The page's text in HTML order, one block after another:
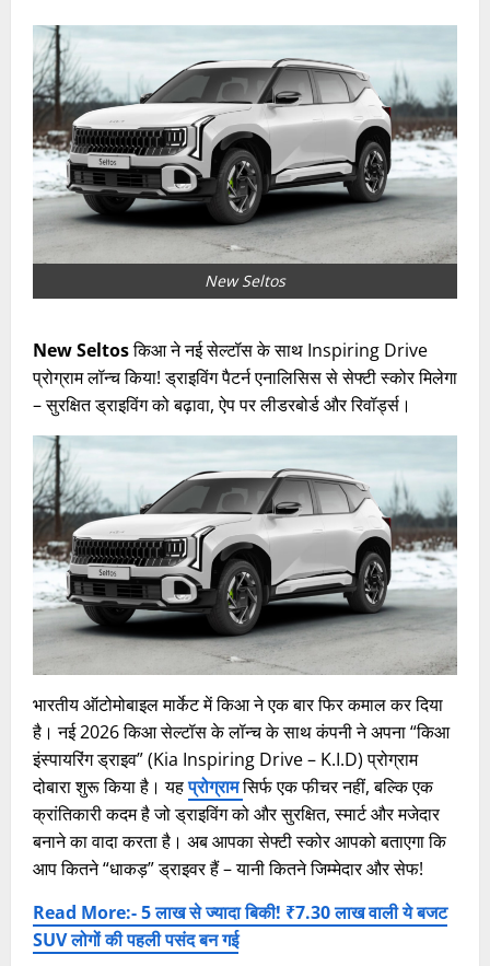
New Seltos
New Seltosकिआ ने नई सेल्टॉस के साथ Inspiring Drive
प्रोग्राम लॉन्च किया! ड्राइविंग पैटर्न एनालिसिस से सेफ्टी स्कोर मिलेगा
– सुरक्षित ड्राइविंग को बढ़ावा, ऐप पर लीडरबोर्ड और रिवॉर्ड्स।
भारतीय ऑटोमोबाइल मार्केट में किआ ने एक बार फिर कमाल कर दिया
है। नई 2026 किआ सेल्टॉस के लॉन्च के साथ कंपनी ने अपना “किआ
इंस्पायरिंग ड्राइव” (Kia Inspiring Drive – K.I.D) प्रोग्राम
दोबारा शुरू किया है। यहप्रोग्रामसिर्फ एक फीचर नहीं, बल्कि एक
क्रांतिकारी कदम है जो ड्राइविंग को और सुरक्षित, स्मार्ट और मजेदार
बनाने का वादा करता है। अब आपका सेफ्टी स्कोर आपको बताएगा कि
आप कितने “धाकड़” ड्राइवर हैं – यानी कितने जिम्मेदार और सेफ!
Read More:- 5 लाख से ज्यादा बिकी! ₹7.30 लाख वाली ये बजट
SUV लोगों की पहली पसंद बन गई